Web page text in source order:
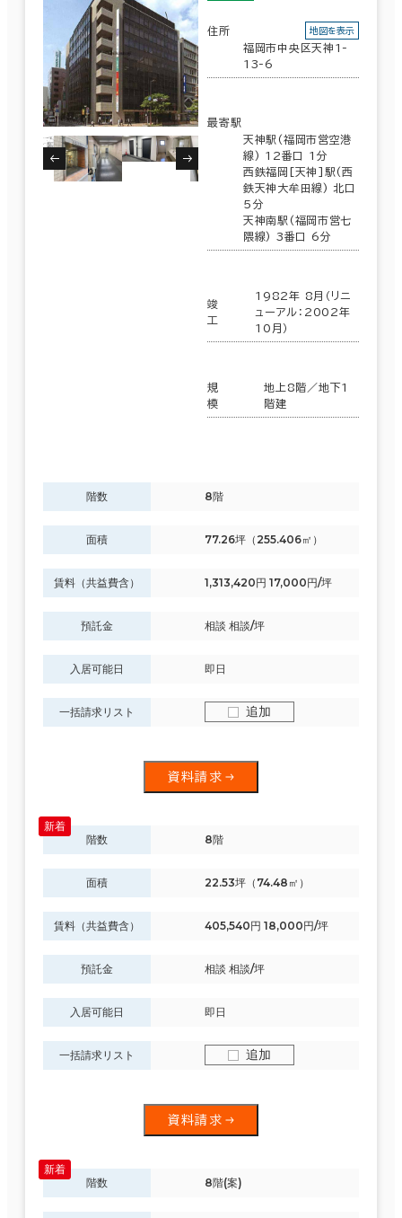
住所
福岡市中央区天神1-
13-6
地図を表示
最寄駅
天神駅(福岡市営空港
線) 12番口 1分
西鉄福岡[天神]駅(西
鉄天神大牟田線) 北口
5分
天神南駅(福岡市営七
隈線) 3番口 6分
竣
工
1982年 8月（リニ
ューアル：2002年
10月）
規
模
地上8階／地下1
階建
階数 8階
面積 77.26坪（255.406㎡）
賃料（共益費含） 1,313,420円 17,000円/坪
預託金 相談 相談/坪
入居可能日 即日
一括請求リスト 追加
資料請求
階数 8階
面積 22.53坪（74.48㎡）
賃料（共益費含） 405,540円 18,000円/坪
預託金 相談 相談/坪
入居可能日 即日
一括請求リスト 追加
資料請求
階数 8階(案)
鹿児島県 (123)
沖縄県 (148)
該当数
336室 (105棟)
この条件で検索する
築年数
建築中 1年以内
5年以内
10年以内
20年以内 30年以内
1フロア面積100坪以上
336室
棟)
この条件で検索する